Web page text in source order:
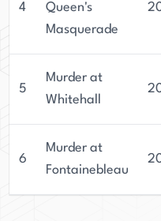
4
Queen's
Masquerade
5
Murder at
Whitehall
6
Murder at
Fontainebleau